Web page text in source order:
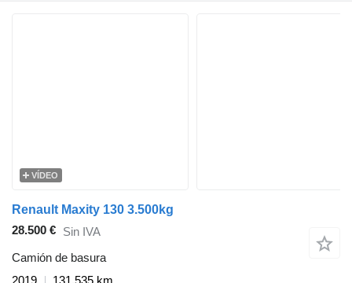
VÍDEO
Renault Maxity 130 3.500kg
28.500 € Sin IVA
Camión de basura
2019
131.535 km